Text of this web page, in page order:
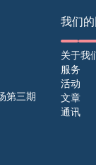
第三期
我们
关于我
服务
活动
文章
通讯